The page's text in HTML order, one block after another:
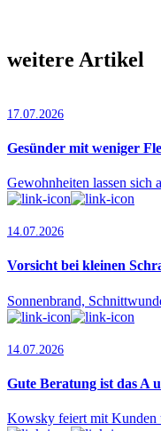
weitere Artikel
17.07.2026
Gesünder mit weniger
Gewohnheiten lassen sich
14.07.2026
Vorsicht bei kleinen
Sonnenbrand,
14.07.2026
Gute Beratung ist das A
Kowsky feiert mit